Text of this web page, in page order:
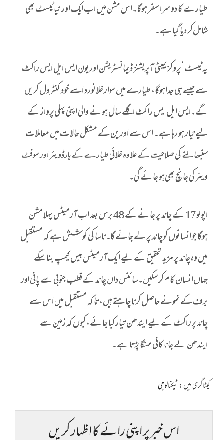
طیارے کا دوسرا سفر ہوگا۔اس مشن میں اب ایک اور نیا ٹیسٹ بھی
شامل کر دیا گیا ہے۔
یہ ٹیسٹ ‘پروکزیمیٹی آپریشنز ڈیمانسٹریشن اوریون ایس ایل ایس راکٹ
سے جیسے ہی جدا ہوگا، طیارے میں سوار خلانورد اسے خود کنٹرول کریں
گے۔ایس ایل ایس راکٹ اگلے سال ہونے والی اپنی پہلی پرواز کے
لیے تیار ہو رہا ہے۔ اس سے اورین کے مشکل حالات میں معاملات
سنبھالنے کی صلاحیت کے علاوہ خلائی طیارے کے ہارڈویئر اور سوفٹ
ویئر کی جانچ بھی ہو جائے گی۔
اپولو 17 کے چاند پر جانے کے 48 برس بعد اب آرمیٹس پہلا مشن
ہوگا جو انسانوں کو چاند پر لے جائے گا۔ناسا کی کوشش ہے کہ مستقبل
میں وہ چاند پر مزید تحقیق کے لیے ایک آرمیٹس بیس کیمپ بنا سکے
جہاں انسان کام کر سکیں۔سائنس داں چاند کے قطب جنوبی سے پانی اور
برف کے نمونے حاصل کرنا چاہتے ہیں،تا کہ مستقبل میں اس سے
چاند پر راکٹ کے لیے ایندھن تیار کیا جائے، کیوں کہ زمین سے
ایندھن لے جانا کافی مہنگا پڑتاہے۔
کیٹاگری میں :ٹیکنالوجی
اس خبر پر اپنی رائے کا اظہار کریں